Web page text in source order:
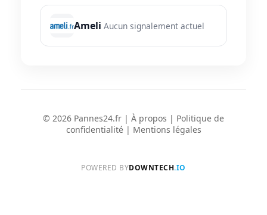
Ameli Aucun signalement actuel
© 2026 Pannes24.fr | À propos | Politique de
confidentialité| Mentions légales
POWERED BYDOWNTECH.IO